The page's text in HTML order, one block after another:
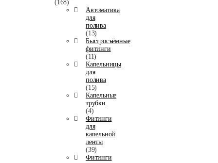
(168)
Автоматика
для
полива
(13)
Быстросъёмные
фитинги
(11)
Капельницы
для
полива
(15)
Капельные
трубки
(4)
Фитинги
для
капельной
ленты
(39)
Фитинги